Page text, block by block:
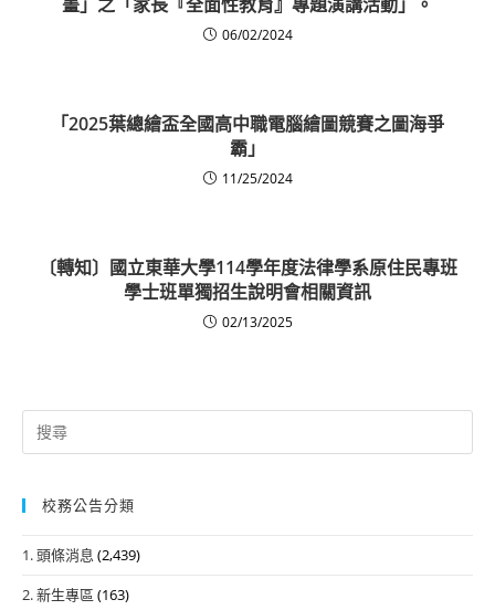
06/02/2024
「2025葉總繪盃全國高中職電腦繪圖競賽之圖海爭
霸」
11/25/2024
〔轉知〕國立東華大學114學年度法律學系原住民專班
學士班單獨招生說明會相關資訊
02/13/2025
Search
for:
校務公告分類
1. 頭條消息 (2,439)
2. 新生專區 (163)